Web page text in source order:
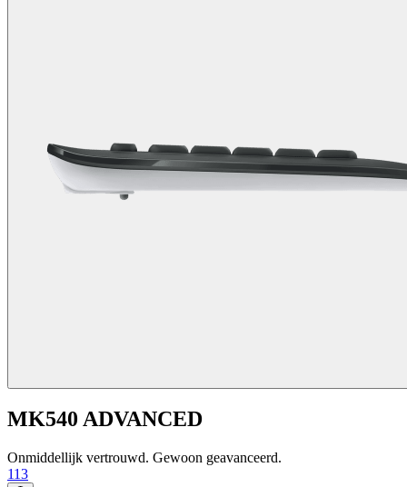
MK540 ADVANCED
Onmiddellijk vertrouwd. Gewoon geavanceerd.
113